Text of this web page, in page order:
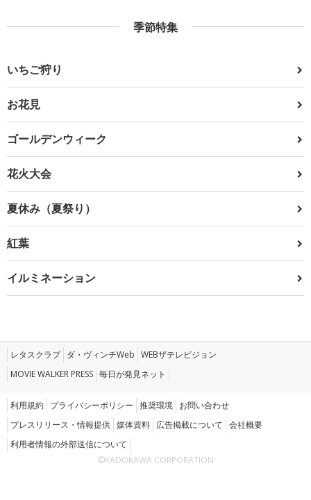
季節特集
いちご狩り
お花見
ゴールデンウィーク
花火大会
夏休み（夏祭り）
紅葉
イルミネーション
レタスクラブ ダ・ヴィンチWeb WEBザテレビジョン
MOVIE WALKER PRESS 毎日が発見ネット
利用規約 プライバシーポリシー 推奨環境 お問い合わせ
プレスリリース・情報提供 媒体資料 広告掲載について 会社概要
利用者情報の外部送信について
©KADOKAWA CORPORATION